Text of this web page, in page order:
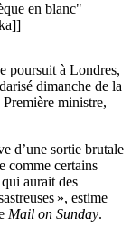
en blanc"
poursuit à Londres,
dimanche de la
ministre,
d’une sortie brutale
comme certains
aurait des
», estime
Mail on Sunday.